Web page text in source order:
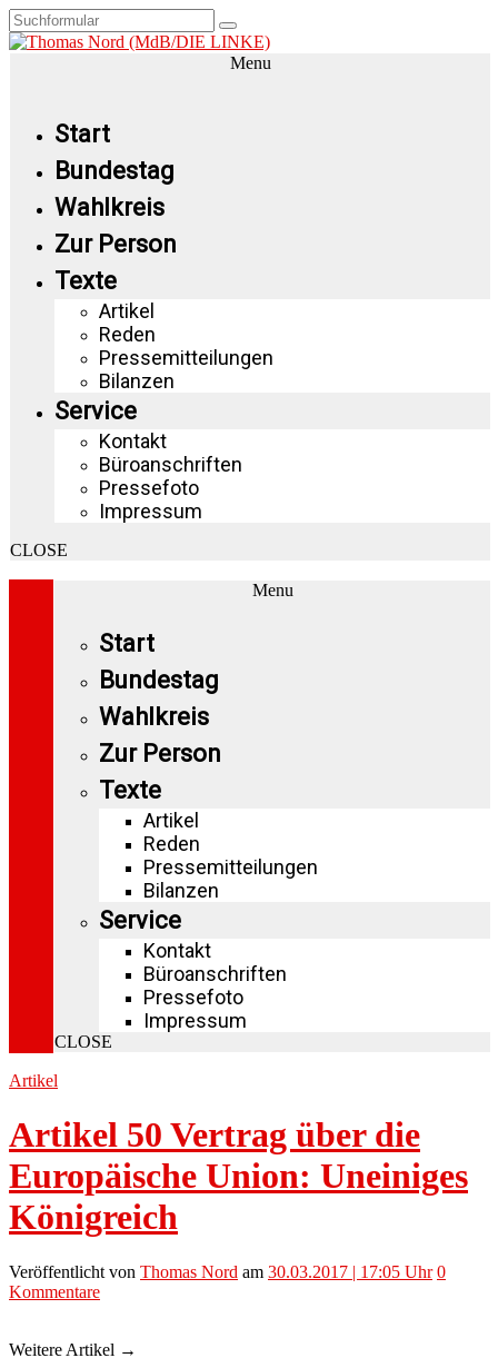
Menu
Start
Bundestag
Wahlkreis
Zur Person
Texte
Artikel
Reden
Pressemitteilungen
Bilanzen
Service
Kontakt
Büroanschriften
Pressefoto
Impressum
CLOSE
Menu
Start
Bundestag
Wahlkreis
Zur Person
Texte
Artikel
Reden
Pressemitteilungen
Bilanzen
Service
Kontakt
Büroanschriften
Pressefoto
Impressum
CLOSE
Artikel
Artikel 50 Vertrag über die
Europäische Union: Uneiniges
Königreich
Veröffentlicht von Thomas Nord am 30.03.2017 | 17:05 Uhr 0
Kommentare
Weitere Artikel →